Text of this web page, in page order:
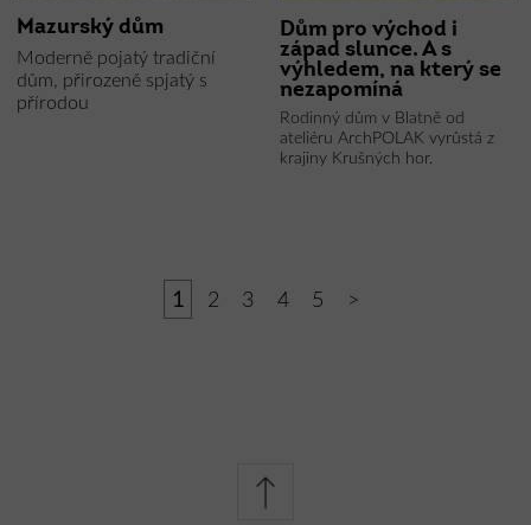
Mazurský dům
Moderně pojatý tradiční
dům, přirozeně spjatý s
přírodou
Dům pro východ i
západ slunce. A s
výhledem, na který se
nezapomíná
Rodinný dům v Blatně od
ateliéru ArchPOLAK vyrůstá z
krajiny Krušných hor.
1 2 3 4 5 >